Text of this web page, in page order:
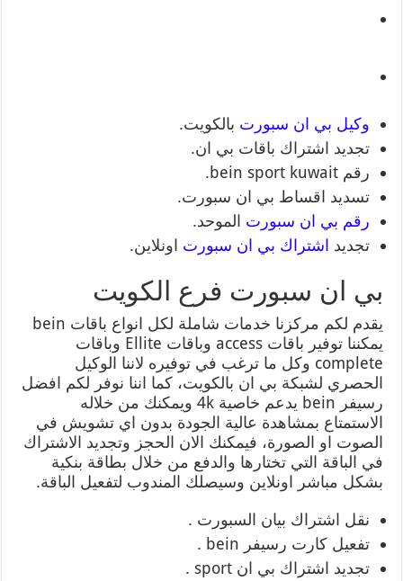
وكيل بي ان سبورت بالكويت.
تجديد اشتراك باقات بي ان.
رقم bein sport kuwait.
تسديد اقساط بي ان سبورت.
رقم بي ان سبورت الموحد.
تجديد اشتراك بي ان سبورت اونلاين.
بي ان سبورت فرع الكويت
يقدم لكم مركزنا خدمات شاملة لكل انواع باقات bein
يمكننا توفير باقات access وباقات Ellite وباقات
complete وكل ما ترغب في توفيره لاننا الوكيل
الحصري لشبكة بي ان بالكويت، كما اننا نوفر لكم افضل
رسيفر bein يدعم خاصية 4k ويمكنك من خلاله
الاستمتاع بمشاهدة عالية الجودة بدون اي تشويش في
الصوت او الصورة، فيمكنك الان الحجز وتجديد الاشتراك
في الباقة التي تختارها والدفع من خلال بطاقة بنكية
بشكل مباشر اونلاين وسيصلك المندوب لتفعيل الباقة.
نقل اشتراك بيان السبورت .
تفعيل كارت رسيفر bein .
تجديد اشتراك بي ان sport .